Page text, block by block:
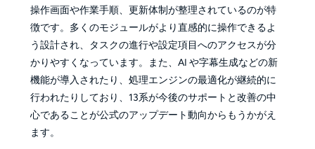
操作画面や作業手順、更新体制が整理されているのが特
徴です。多くのモジュールがより直感的に操作できるよ
う設計され、タスクの進行や設定項目へのアクセスが分
かりやすくなっています。また、AI や字幕生成などの新
機能が導入されたり、処理エンジンの最適化が継続的に
行われたりしており、13系が今後のサポートと改善の中
心であることが公式のアップデート動向からもうかがえ
ます。